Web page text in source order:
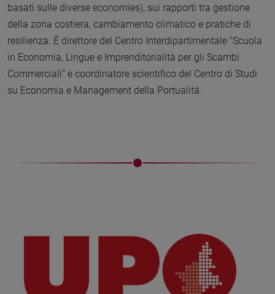
basati sulle diverse economies), sui rapporti tra gestione
della zona costiera, cambiamento climatico e pratiche di
resilienza. È direttore del Centro Interdipartimentale “Scuola
in Economia, Lingue e Imprenditorialità per gli Scambi
Commerciali” e coordinatore scientifico del Centro di Studi
su Economia e Management della Portualità.